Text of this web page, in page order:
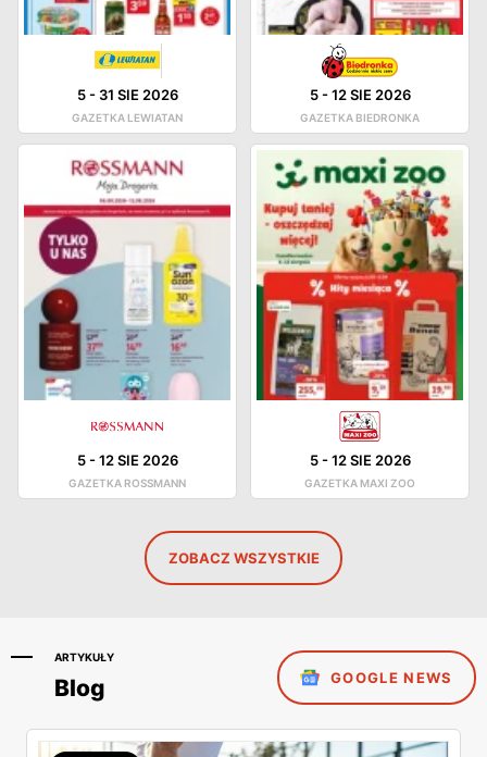
5- 31 SIE 2026
GAZETKA LEWIATAN
5-12 SIE 2026
GAZETKA BIEDRONKA
5-12 SIE 2026
GAZETKA ROSSMANN
5-12 SIE 2026
GAZETKA MAXI ZOO
ZOBACZ WSZYSTKIE
ARTYKUŁY
Blog GOOGLE NEWS